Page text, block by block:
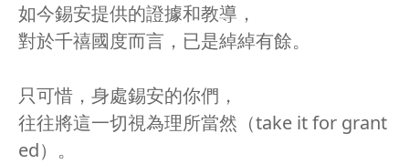
如今錫安提供的證據和教導，
對於千禧國度而言，已是綽綽有餘。
只可惜，身處錫安的你們，
往往將這一切視為理所當然（take it for grant
ed）。